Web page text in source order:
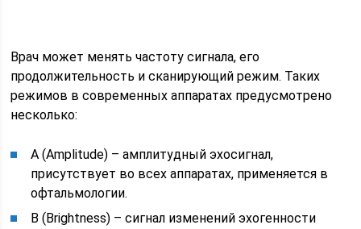
Врач может менять частоту сигнала, его
продолжительность и сканирующий режим. Таких
режимов в современных аппаратах предусмотрено
несколько:
А (Amplitude) – амплитудный эхосигнал,
присутствует во всех аппаратах, применяется в
офтальмологии.
B (Brightness) – сигнал изменений эхогенности